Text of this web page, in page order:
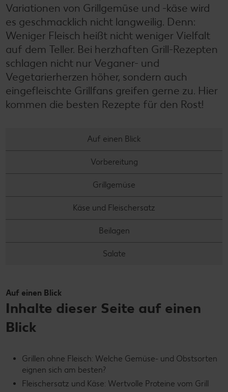
Variationen von Grillgemüse und -käse wird
es geschmacklich nicht langweilig. Denn:
Weniger Fleisch heißt nicht weniger Vielfalt
auf dem Teller. Bei herzhaften Grill-Rezepten
schlagen nicht nur Veganer- und
Vegetarierherzen höher, sondern auch
eingefleischte Grillfans greifen gerne zu. Hier
kommen die besten Rezepte für den Rost!
Auf einen Blick
Vorbereitung
Grillgemüse
Käse und Fleischersatz
Beilagen
Salate
Auf einen Blick
Inhalte dieser Seite auf einen
Blick
Grillen ohne Fleisch: Welche Gemüse- und Obstsorten
eignen sich am besten?
Fleischersatz und Käse: Wertvolle Proteine vom Grill